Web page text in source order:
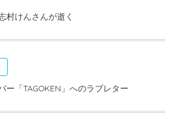
村けんさんが逝く
ー「TAGOKEN」へのラブレター